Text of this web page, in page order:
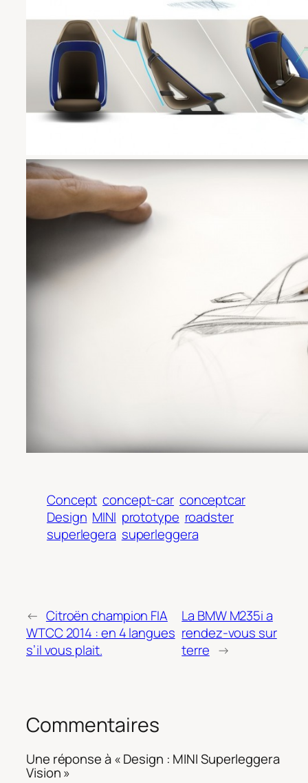
Concept concept-car conceptcar
Design MINI prototype roadster
superlegera superleggera
← Citroën champion FIA
WTCC 2014 : en 4 langues
s’il vous plait.
La BMW M235i a
rendez-vous sur
terre →
Commentaires
Une réponse à « Design : MINI Superleggera
Vision »